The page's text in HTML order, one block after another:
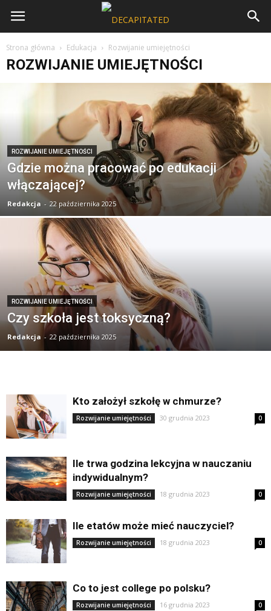
Strona główna Edukacja Rozwijanie umiejętności
ROZWIJANIE UMIEJĘTNOŚCI
ROZWIJANIE UMIEJĘTNOŚCI
Gdzie można pracować po edukacji
włączającej?
Redakcja - 22 października 2025
ROZWIJANIE UMIEJĘTNOŚCI
Czy szkoła jest toksyczną?
Redakcja - 22 października 2025
Kto założył szkołę w chmurze?
Rozwijanie umiejętności 30 grudnia 2023 0
Ile trwa godzina lekcyjna w nauczaniu
indywidualnym?
Rozwijanie umiejętności 18 grudnia 2023 0
Ile etatów może mieć nauczyciel?
Rozwijanie umiejętności 18 grudnia 2023 0
Co to jest college po polsku?
Rozwijanie umiejętności 16 grudnia 2023 0